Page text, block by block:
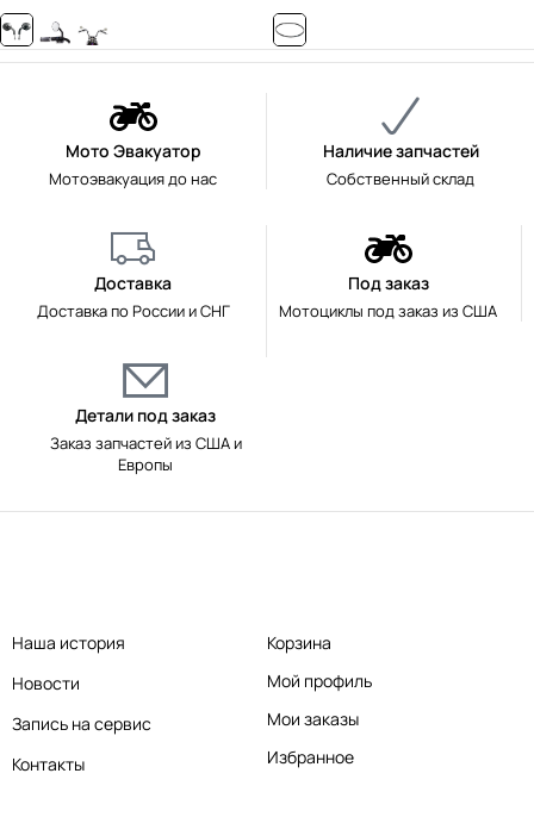
Мото Эвакуатор
Мотоэвакуация до нас
Наличие запчастей
Собственный склад
Доставка
Доставка по России и СНГ
Под заказ
Мотоциклы под заказ из США
Детали под заказ
Заказ запчастей из США и
Европы
Наша история
Новости
Запись на сервис
Контакты
Корзина
Мой профиль
Мои заказы
Избранное